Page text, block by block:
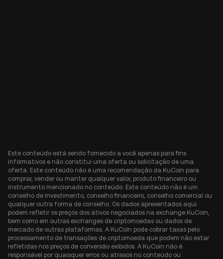
Este conteúdo está sendo fornecido a você apenas para fins
informativos e não constitui uma oferta ou solicitação de uma
oferta. Este conteúdo não é uma recomendação da KuCoin para
comprar, vender ou manter qualquer valor, produto financeiro ou
instrumento mencionado no conteúdo. Este conteúdo não é um
conselho de investimento, conselho financeiro, conselho comercial ou
qualquer outra forma de conselho. Os dados apresentados aqui
podem refletir os preços dos ativos negociados na exchange KuCoin,
bem como em outras exchanges de criptomoedas ou dados de
mercado de outras plataformas. A KuCoin pode cobrar taxas pelo
processamento de transações de criptomoeda que podem não estar
refletidas nos preços de conversão exibidos. A KuCoin não é
responsável por quaisquer erros ou atrasos no conteúdo ou